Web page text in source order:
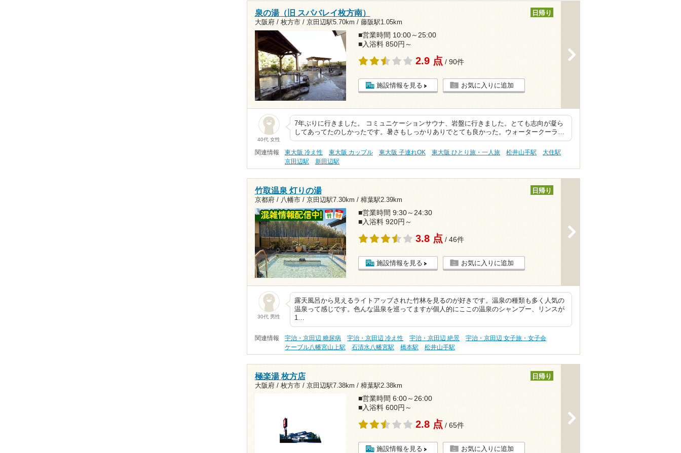
泉の湯（旧 スパバレイ枚方南）
大阪府 / 枚方市 / 京田辺駅5.70km / 藤阪駅1.05km
日帰り
■営業時間 10:00～25:00
■入浴料 850円～
2.9 点 / 90件
施設情報を見る お気に入りに追加
40代 女性
7年ぶりに行きました。 コミュニケーションサウナ、岩盤に行きました。とても志向が凝ら
してあってたのしかったです。暑さもしっかりありでとても良かった。ウォータークーラ…
関連情報 東大阪 冷え性 東大阪 カップル 東大阪 子連れOK 東大阪 ひとり旅・一人旅 松井山手駅
大住駅
京田辺駅
新田辺駅
竹取温泉 灯りの湯
京都府 / 八幡市 / 京田辺駅7.30km / 樟葉駅2.39km
日帰り
■営業時間 9:30～24:30
■入浴料 920円～
3.8 点 / 46件
施設情報を見る お気に入りに追加
30代 男性
露天風呂から見えるライトアップされた竹林を見るのが好きです。温泉の種類も多く人気の
温泉って感じです。色んな温泉を巡ってますが個人的にここの温泉のシャンプー、リンスが
1…
関連情報 宇治・京田辺 糖尿病 宇治・京田辺 冷え性 宇治・京田辺 絶景
宇治・京田辺 女子旅・女子会
ケーブル八幡宮山上駅
石清水八幡宮駅 橋本駅 松井山手駅
極楽湯 枚方店
大阪府 / 枚方市 / 京田辺駅7.38km / 樟葉駅2.38km
日帰り
■営業時間 6:00～26:00
■入浴料 600円～
2.8 点 / 65件
施設情報を見る お気に入りに追加